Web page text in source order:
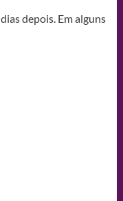
depois. Em alguns